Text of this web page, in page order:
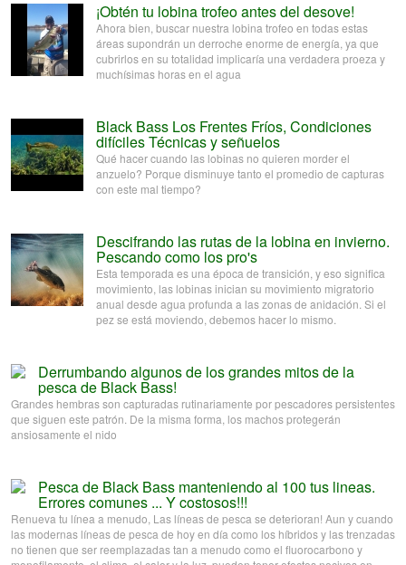
¡Obtén tu lobina trofeo antes del desove!
Ahora bien, buscar nuestra lobina trofeo en todas estas
áreas supondrán un derroche enorme de energía, ya que
cubrirlos en su totalidad implicaría una verdadera proeza y
muchísimas horas en el agua
Black Bass Los Frentes Fríos, Condiciones
difíciles Técnicas y señuelos
Qué hacer cuando las lobinas no quieren morder el
anzuelo? Porque disminuye tanto el promedio de capturas
con este mal tiempo?
Descifrando las rutas de la lobina en invierno.
Pescando como los pro's
Esta temporada es una época de transición, y eso significa
movimiento, las lobinas inician su movimiento migratorio
anual desde agua profunda a las zonas de anidación. Si el
pez se está moviendo, debemos hacer lo mismo.
Derrumbando algunos de los grandes mitos de la
pesca de Black Bass!
Grandes hembras son capturadas rutinariamente por pescadores persistentes
que siguen este patrón. De la misma forma, los machos protegerán
ansiosamente el nido
Pesca de Black Bass manteniendo al 100 tus lineas.
Errores comunes ... Y costosos!!!
Renueva tu línea a menudo, Las líneas de pesca se deterioran! Aun y cuando
las modernas líneas de pesca de hoy en día como los híbridos y las trenzadas
no tienen que ser reemplazadas tan a menudo como el fluorocarbono y